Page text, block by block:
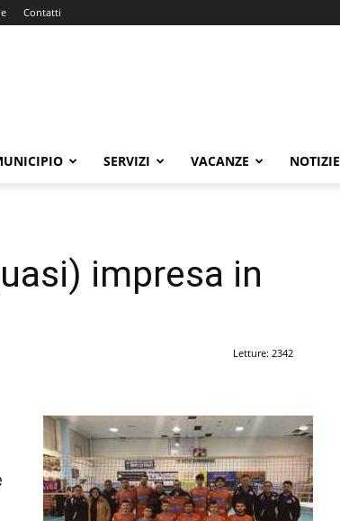
Contatti
SERVIZI VACANZE NOTIZIE
impresa in
Letture: 2342